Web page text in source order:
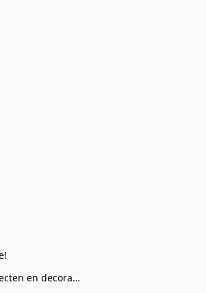
Interieurobjecten en decoratie